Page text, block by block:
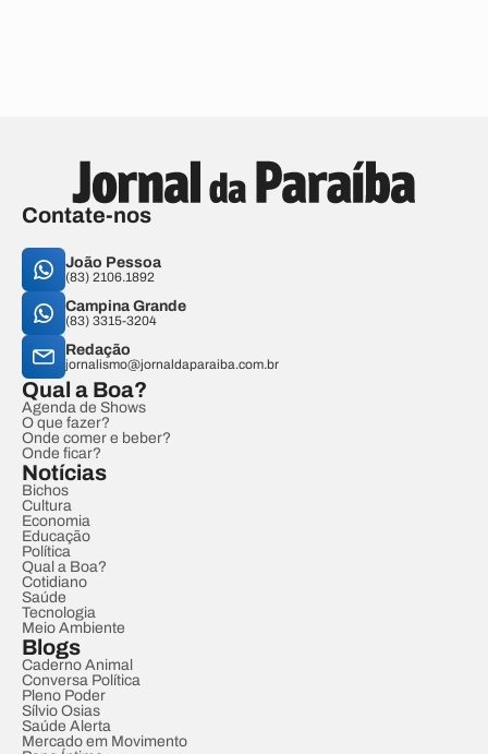
Contate-nos
João Pessoa
(83) 2106.1892
Campina Grande
(83) 3315-3204
Redação
jornalismo@jornaldaparaiba.com.br
Qual a Boa?
Agenda de Shows
O que fazer?
Onde comer e beber?
Onde ficar?
Notícias
Bichos
Cultura
Economia
Educação
Política
Qual a Boa?
Cotidiano
Saúde
Tecnologia
Meio Ambiente
Blogs
Caderno Animal
Conversa Política
Pleno Poder
Sílvio Osias
Saúde Alerta
Mercado em Movimento